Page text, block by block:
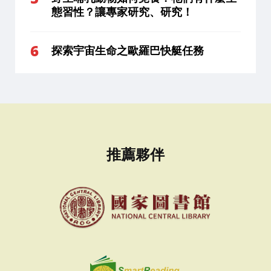
態習性？讓專家研究、研究！
探索宇宙生命之歐羅巴快艇任務
推薦夥伴